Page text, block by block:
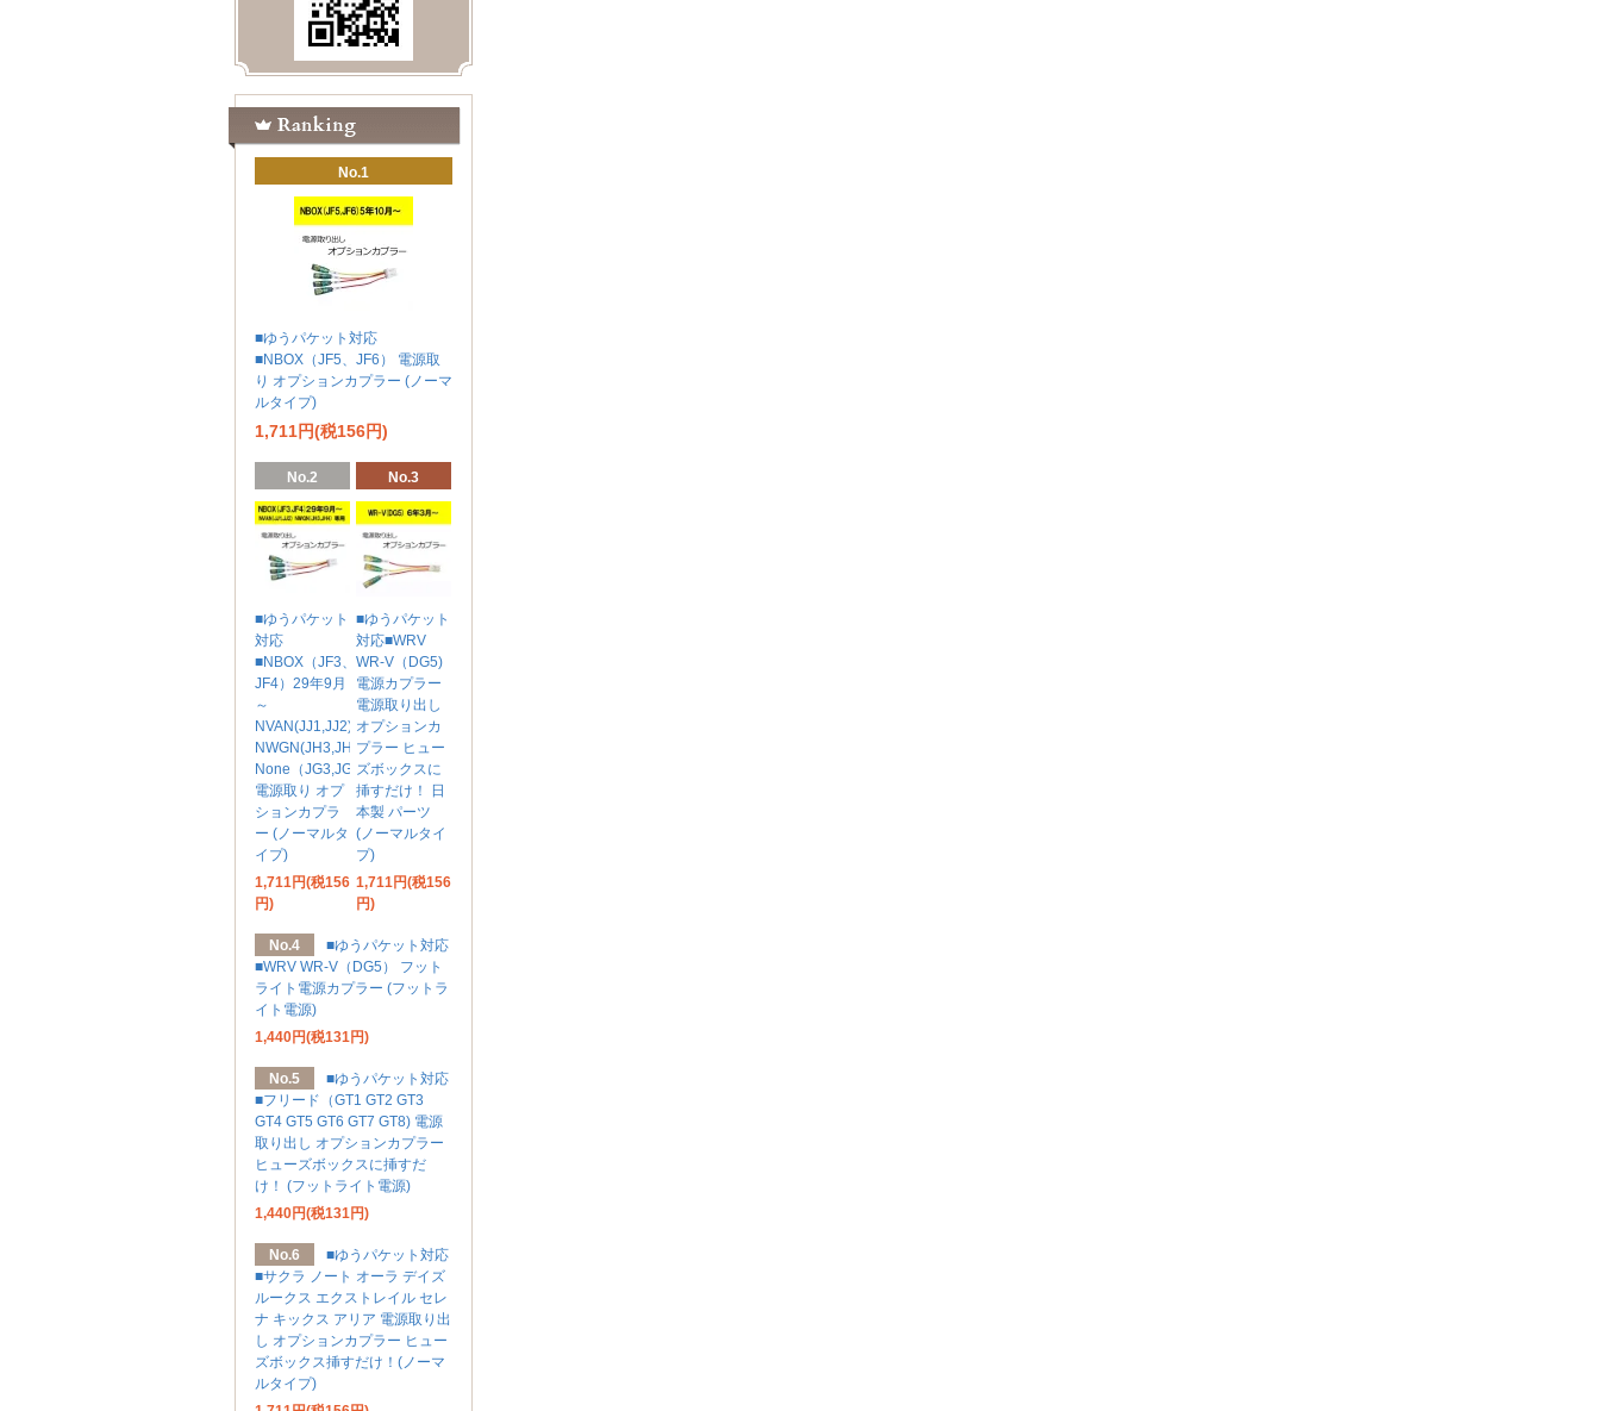
No.1
■ゆうパケット対応
■NBOX（JF5、JF6） 電源取
り オプションカプラー (ノーマ
ルタイプ)
1,711円(税156円)
No.2
■ゆうパケット
対応
■NBOX（JF3、
JF4）29年9月
～
NVAN(JJ1,JJ2)
NWGN(JH3,JH4)
None（JG3,JG4)
電源取り オプ
ションカプラ
ー (ノーマルタ
イプ)
1,711円(税156
円)
No.3
■ゆうパケット
対応■WRV
WR-V（DG5)
電源カプラー
電源取り出し
オプションカ
プラー ヒュー
ズボックスに
挿すだけ！ 日
本製 パーツ
(ノーマルタイ
プ)
1,711円(税156
円)
No.4
■ゆうパケット対応
■WRV WR-V（DG5） フット
ライト電源カプラー (フットラ
イト電源)
1,440円(税131円)
No.5
■ゆうパケット対応
■フリード（GT1 GT2 GT3
GT4 GT5 GT6 GT7 GT8) 電源
取り出し オプションカプラー
ヒューズボックスに挿すだ
け！ (フットライト電源)
1,440円(税131円)
No.6
■ゆうパケット対応
■サクラ ノート オーラ デイズ
ルークス エクストレイル セレ
ナ キックス アリア 電源取り出
し オプションカプラー ヒュー
ズボックス挿すだけ！(ノーマ
ルタイプ)